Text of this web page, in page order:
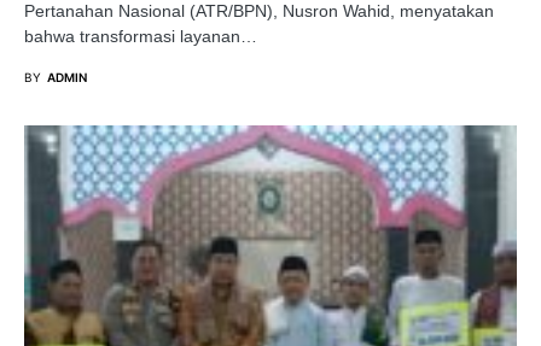
Pertanahan Nasional (ATR/BPN), Nusron Wahid, menyatakan
bahwa transformasi layanan…
BY ADMIN